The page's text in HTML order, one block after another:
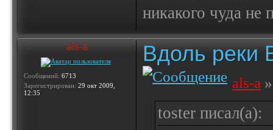
никакого чуда
als-a
Сообщений: 6713
Зарегистрирован: 29 окт 2009,
12:35
Вдоль реки
als-a
toster писал(а):